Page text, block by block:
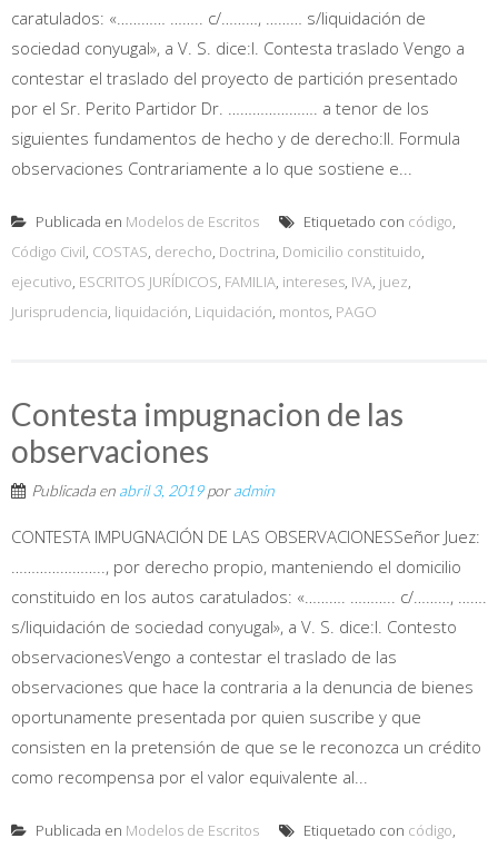
caratulados: «………… …….. c/………, ……… s/liquidación de
sociedad conyugal», a V. S. dice:I. Contesta traslado Vengo a
contestar el traslado del proyecto de partición presentado
por el Sr. Perito Partidor Dr. …………………. a tenor de los
siguientes fundamentos de hecho y de derecho:II. Formula
observaciones Contrariamente a lo que sostiene e...
Publicada en Modelos de Escritos Etiquetado con código,
Código Civil, COSTAS, derecho, Doctrina, Domicilio constituido,
ejecutivo, ESCRITOS JURÍDICOS, FAMILIA, intereses, IVA, juez,
Jurisprudencia, liquidación, Liquidación, montos, PAGO
Contesta impugnacion de las
observaciones
Publicada en abril 3, 2019poradmin
CONTESTA IMPUGNACIÓN DE LAS OBSERVACIONESSeñor Juez:
………………….., por derecho propio, manteniendo el domicilio
constituido en los autos caratulados: «………. ……….. c/………, …….
s/liquidación de sociedad conyugal», a V. S. dice:I. Contesto
observacionesVengo a contestar el traslado de las
observaciones que hace la contraria a la denuncia de bienes
oportunamente presentada por quien suscribe y que
consisten en la pretensión de que se le reconozca un crédito
como recompensa por el valor equivalente al...
Publicada en Modelos de Escritos Etiquetado con código,